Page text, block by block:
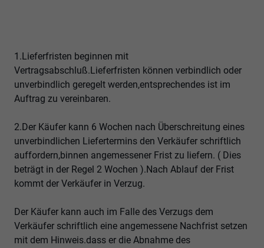
1.Lieferfristen beginnen mit
Vertragsabschluß.Lieferfristen können verbindlich oder
unverbindlich geregelt werden,entsprechendes ist im
Auftrag zu vereinbaren.
2.Der Käufer kann 6 Wochen nach Überschreitung eines
unverbindlichen Liefertermins den Verkäufer schriftlich
auffordern,binnen angemessener Frist zu liefern. ( Dies
beträgt in der Regel 2 Wochen ).Nach Ablauf der Frist
kommt der Verkäufer in Verzug.
Der Käufer kann auch im Falle des Verzugs dem
Verkäufer schriftlich eine angemessene Nachfrist setzen
mit dem Hinweis.dass er die Abnahme des